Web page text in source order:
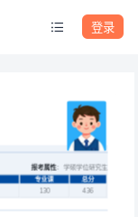
登录
报考属性：学硕学位研究生
专业课
总分
130 436